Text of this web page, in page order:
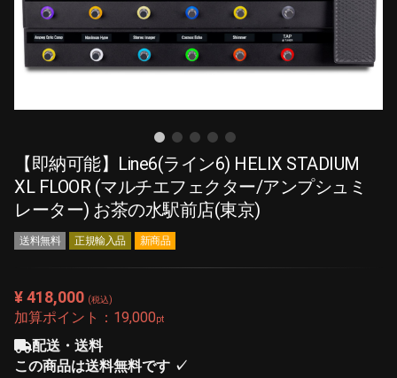
【即納可能】Line6(ライン6) HELIX STADIUM
XL FLOOR (マルチエフェクター/アンプシュミ
レーター) お茶の水駅前店(東京)
送料無料 正規輸入品 新商品
¥ 418,000 (税込)
加算ポイント： 19,000pt
配送・送料
この商品は送料無料です ✓